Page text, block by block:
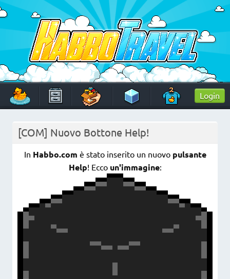
Skip
to
content
HabboTravel
Un viaggio di pixel!
Login
[COM] Nuovo Bottone Help!
In Habbo.com è stato inserito un nuovo pulsante
Help! Ecco un'immagine: